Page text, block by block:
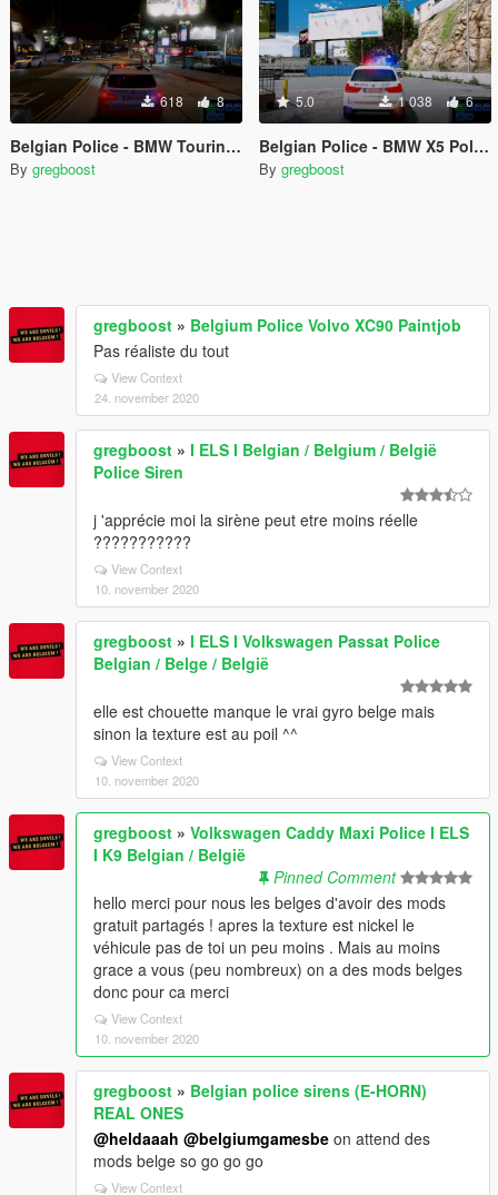
618 8
Belgian Police - BMW Touring Politie
By gregboost
5.0 1 038 6
Belgian Police - BMW X5 Politie
By gregboost
gregboost » Belgium Police Volvo XC90 Paintjob
Pas réaliste du tout
View Context
24. november 2020
gregboost » I ELS I Belgian / Belgium / België
Police Siren
j 'apprécie moi la sirène peut etre moins réelle
???????????
View Context
10. november 2020
gregboost » I ELS I Volkswagen Passat Police
Belgian / Belge / België
elle est chouette manque le vrai gyro belge mais
sinon la texture est au poil ^^
View Context
10. november 2020
gregboost » Volkswagen Caddy Maxi Police I ELS
I K9 Belgian / België
Pinned Comment
hello merci pour nous les belges d'avoir des mods
gratuit partagés ! apres la texture est nickel le
véhicule pas de toi un peu moins . Mais au moins
grace a vous (peu nombreux) on a des mods belges
donc pour ca merci
View Context
10. november 2020
gregboost » Belgian police sirens (E-HORN)
REAL ONES
@heldaaah @belgiumgamesbe on attend des
mods belge so go go go
View Context